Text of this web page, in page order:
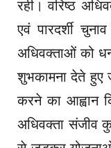
रही। वरिष्ठ
एवं पारदर्शी
अधिवक्ताओं को
शुभकामना देते हुए
करने का आह्वान
अधिवक्ता संजीव